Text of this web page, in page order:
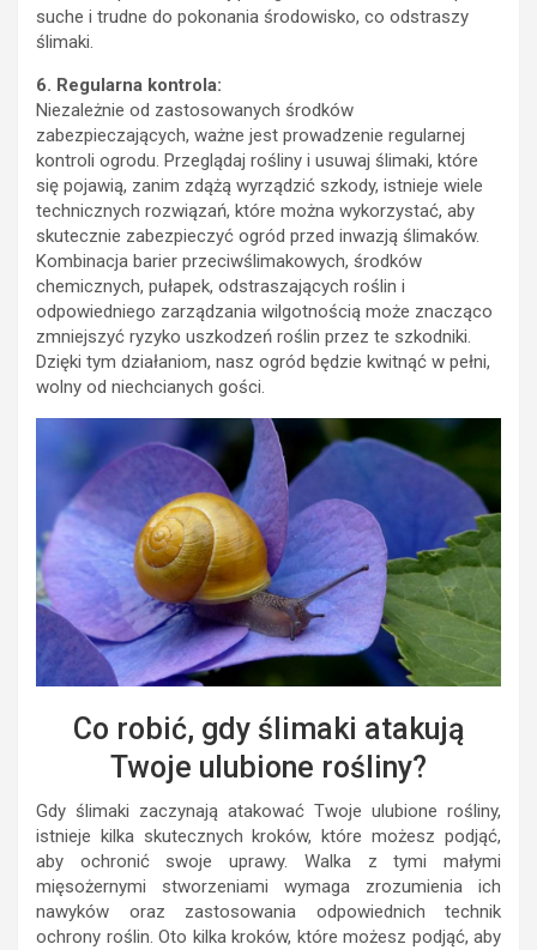
suche i trudne do pokonania środowisko, co odstraszy
ślimaki.
6. Regularna kontrola:
Niezależnie od zastosowanych środków
zabezpieczających, ważne jest prowadzenie regularnej
kontroli ogrodu. Przeglądaj rośliny i usuwaj ślimaki, które
się pojawią, zanim zdążą wyrządzić szkody, istnieje wiele
technicznych rozwiązań, które można wykorzystać, aby
skutecznie zabezpieczyć ogród przed inwazją ślimaków.
Kombinacja barier przeciwślimakowych, środków
chemicznych, pułapek, odstraszających roślin i
odpowiedniego zarządzania wilgotnością może znacząco
zmniejszyć ryzyko uszkodzeń roślin przez te szkodniki.
Dzięki tym działaniom, nasz ogród będzie kwitnąć w pełni,
wolny od niechcianych gości.
Co robić, gdy ślimaki atakują
Twoje ulubione rośliny?
Gdy ślimaki zaczynają atakować Twoje ulubione rośliny,
istnieje kilka skutecznych kroków, które możesz podjąć,
aby ochronić swoje uprawy. Walka z tymi małymi
mięsożernymi stworzeniami wymaga zrozumienia ich
nawyków oraz zastosowania odpowiednich technik
ochrony roślin. Oto kilka kroków, które możesz podjąć, aby